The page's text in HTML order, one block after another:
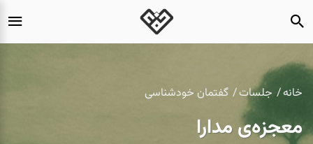
خانه جلسات گفتمان خودشناسی
معجزه‌ی مدارا